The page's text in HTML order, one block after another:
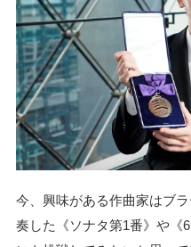
今、興味がある作曲家はブ
奏した《ソナタ第1番》や《